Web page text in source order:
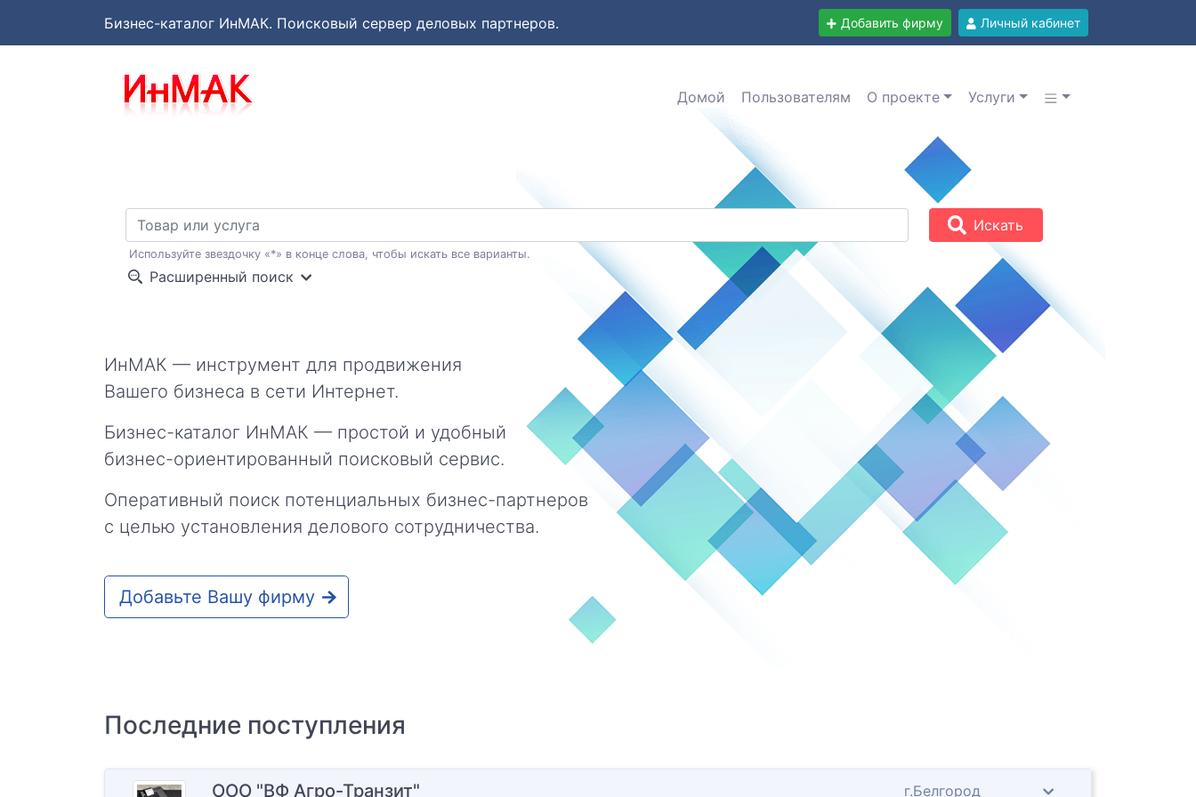
Бизнес-каталог ИнМАК. Поисковый сервер деловых партнеров. Добавить фирму Личный кабинет
Домой Пользователям О проекте Услуги
Используйте звездочку «*» в конце слова, чтобы искать все варианты.
Искать
Расширенный поиск
ИнМАК — инструмент для продвижения
Вашего бизнеса в сети Интернет.
Бизнес-каталог ИнМАК — простой и удобный
бизнес-ориентированный поисковый сервис.
Оперативный поиск потенциальных бизнес-партнеров
с целью установления делового сотрудничества.
Добавьте Вашу фирму
Последние поступления
ООО "ВФ Агро-Транзит" г.Белгород